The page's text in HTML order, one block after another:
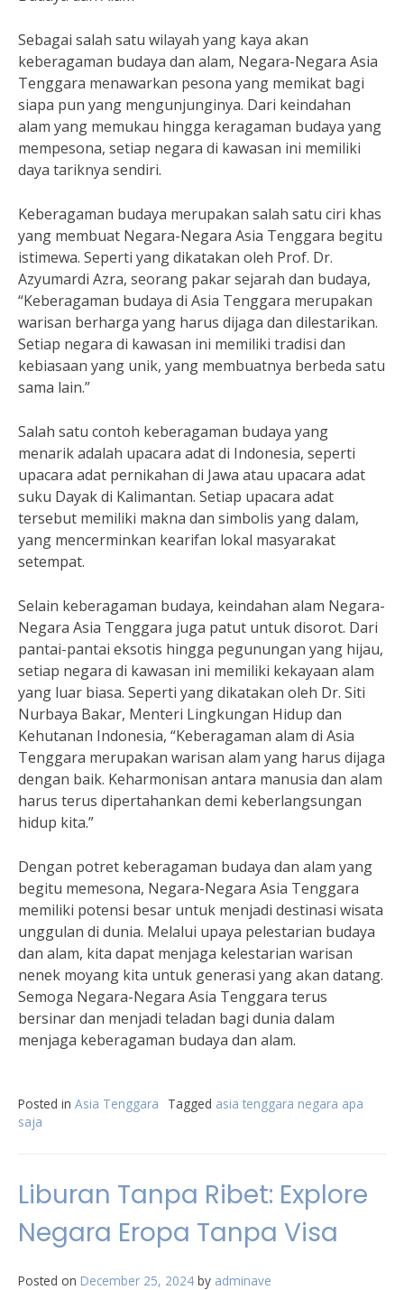
Sebagai salah satu wilayah yang kaya akan
keberagaman budaya dan alam, Negara-Negara Asia
Tenggara menawarkan pesona yang memikat bagi
siapa pun yang mengunjunginya. Dari keindahan
alam yang memukau hingga keragaman budaya yang
mempesona, setiap negara di kawasan ini memiliki
daya tariknya sendiri.
Keberagaman budaya merupakan salah satu ciri khas
yang membuat Negara-Negara Asia Tenggara begitu
istimewa. Seperti yang dikatakan oleh Prof. Dr.
Azyumardi Azra, seorang pakar sejarah dan budaya,
“Keberagaman budaya di Asia Tenggara merupakan
warisan berharga yang harus dijaga dan dilestarikan.
Setiap negara di kawasan ini memiliki tradisi dan
kebiasaan yang unik, yang membuatnya berbeda satu
sama lain.”
Salah satu contoh keberagaman budaya yang
menarik adalah upacara adat di Indonesia, seperti
upacara adat pernikahan di Jawa atau upacara adat
suku Dayak di Kalimantan. Setiap upacara adat
tersebut memiliki makna dan simbolis yang dalam,
yang mencerminkan kearifan lokal masyarakat
setempat.
Selain keberagaman budaya, keindahan alam Negara-
Negara Asia Tenggara juga patut untuk disorot. Dari
pantai-pantai eksotis hingga pegunungan yang hijau,
setiap negara di kawasan ini memiliki kekayaan alam
yang luar biasa. Seperti yang dikatakan oleh Dr. Siti
Nurbaya Bakar, Menteri Lingkungan Hidup dan
Kehutanan Indonesia, “Keberagaman alam di Asia
Tenggara merupakan warisan alam yang harus dijaga
dengan baik. Keharmonisan antara manusia dan alam
harus terus dipertahankan demi keberlangsungan
hidup kita.”
Dengan potret keberagaman budaya dan alam yang
begitu memesona, Negara-Negara Asia Tenggara
memiliki potensi besar untuk menjadi destinasi wisata
unggulan di dunia. Melalui upaya pelestarian budaya
dan alam, kita dapat menjaga kelestarian warisan
nenek moyang kita untuk generasi yang akan datang.
Semoga Negara-Negara Asia Tenggara terus
bersinar dan menjadi teladan bagi dunia dalam
menjaga keberagaman budaya dan alam.
Posted in Asia Tenggara Tagged asia tenggara negara apa
saja
Liburan Tanpa Ribet: Explore
Negara Eropa Tanpa Visa
Posted on December 25, 2024 by adminave